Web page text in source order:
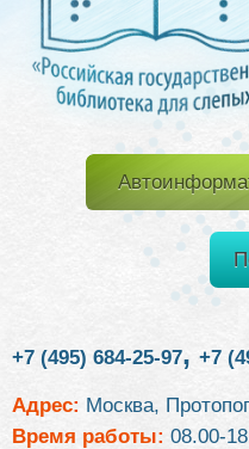
+7 (495) 684-25-97, +7
Адрес: Москва,
Время работы: 08.00-